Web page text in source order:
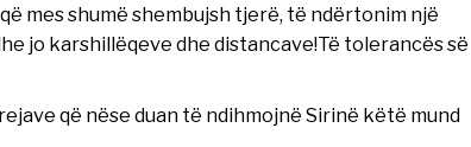
mes shumë shembujsh tjerë, të ndërtonim një
jo karshillëqeve dhe distancave!Të tolerancës së
që nëse duan të ndihmojnë Sirinë këtë mund